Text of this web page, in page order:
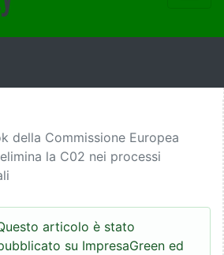
della Commissione Europea
la C02 nei processi
articolo è stato
su ImpresaGreen ed